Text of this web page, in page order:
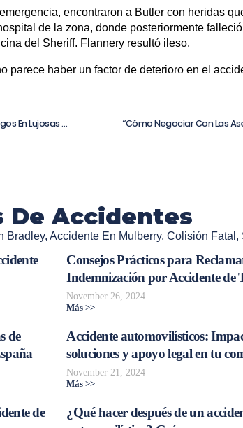
encontraron a Butler con heridas
de la zona, donde posteriormente
del Sheriff. Flannery resultó ileso.
parece haber un factor de deterioro en el
Deslizamiento De Tierra Causa Estragos En Lujosas Residencias De La Península De Palos Verdes En El Sur De California “Cómo Negociar Con Las
De Accidentes
Bradley, Accidente En Mulberry, Colisión Fatal ,
Consejos Prácticos para
Indemnización por Accidente de
November 26, 2024
Más >>
de
Accidente automovilísticos:
soluciones y apoyo legal en tu
November 21, 2024
Más >>
de
¿Qué hacer después de un